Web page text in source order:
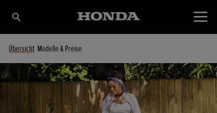
Übersicht Modelle & Preise